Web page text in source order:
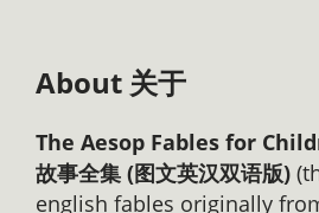
About 关于
The Aesop Fables for
故事全集 (图文英汉双语版)
english fables originally